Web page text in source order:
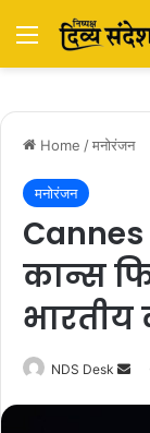
Menu
Home /मनोरंजन
मनोरंजन
Cannes
कान्स
NDS Desk